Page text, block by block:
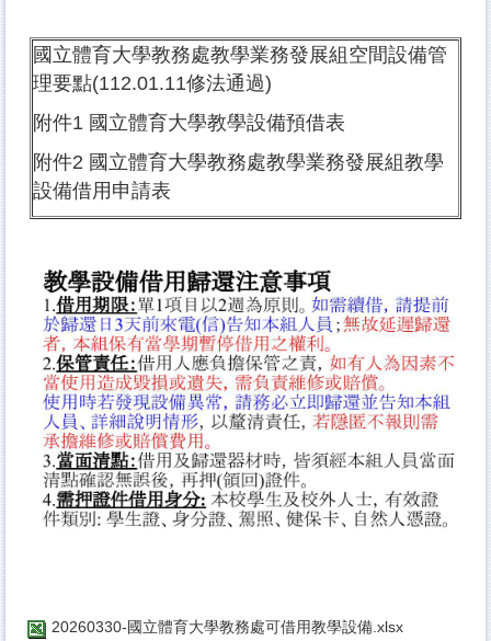
國立體育大學教務處教學業務發展組空間設備管
理要點(112.01.11修法通過)
附件1 國立體育大學教學設備預借表
附件2 國立體育大學教務處教學業務發展組教學
設備借用申請表
20260330-國立體育大學教務處可借用教學設備.xlsx